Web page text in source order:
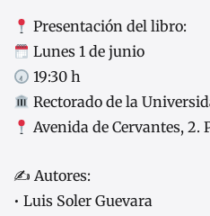
Presentación del libro:
Lunes 1 de junio
19:30 h
Rectorado de la
Avenida de Cervantes, 2.
✍️ Autores:
•⁠ ⁠Luis Soler Guevara